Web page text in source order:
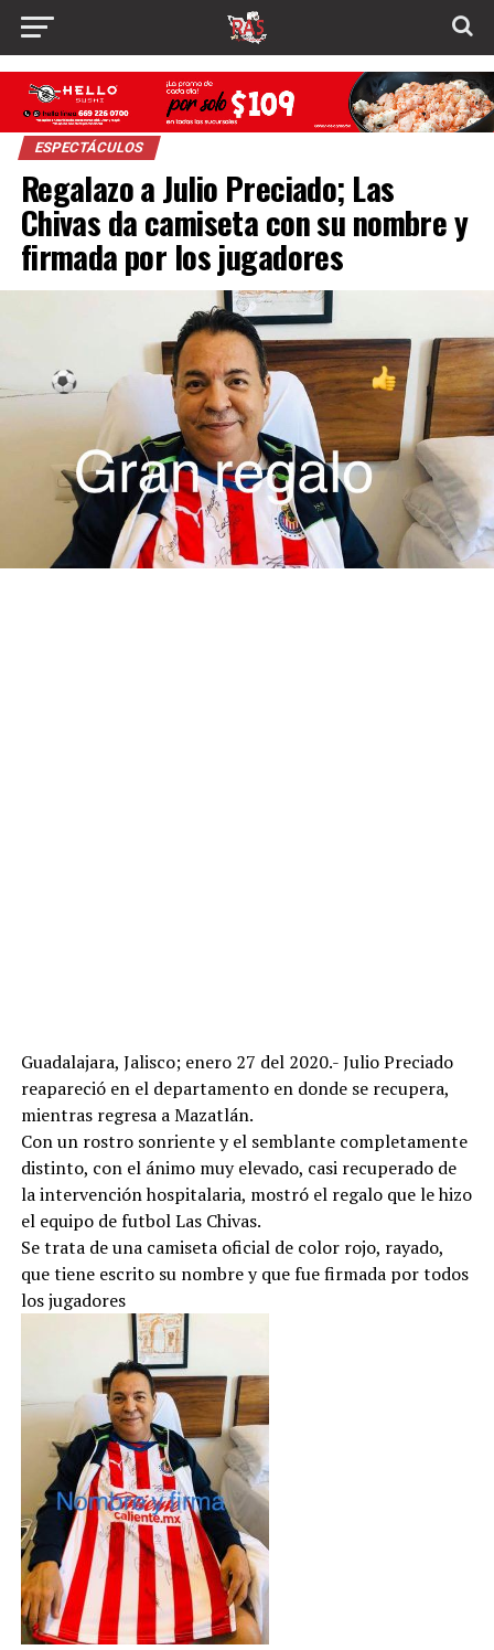
ESPECTÁCULOS
Regalazo a Julio Preciado; Las
Chivas da camiseta con su nombre y
firmada por los jugadores
Guadalajara, Jalisco; enero 27 del 2020.- Julio Preciado
reapareció en el departamento en donde se recupera,
mientras regresa a Mazatlán.
Con un rostro sonriente y el semblante completamente
distinto, con el ánimo muy elevado, casi recuperado de
la intervención hospitalaria, mostró el regalo que le hizo
el equipo de futbol Las Chivas.
Se trata de una camiseta oficial de color rojo, rayado,
que tiene escrito su nombre y que fue firmada por todos
los jugadores